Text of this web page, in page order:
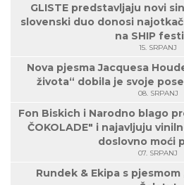
GLISTE predstavljaju novi
slovenski duo donosi
na SHIP
15. SRPANJ
Nova pjesma Jacquesa
života“ dobila je svoje
08. SRPANJ
Fon Biskich i Narodno blago
ČOKOLADE" i najavljuju
doslovno moći
07. SRPANJ
Rundek & Ekipa s pjesmom